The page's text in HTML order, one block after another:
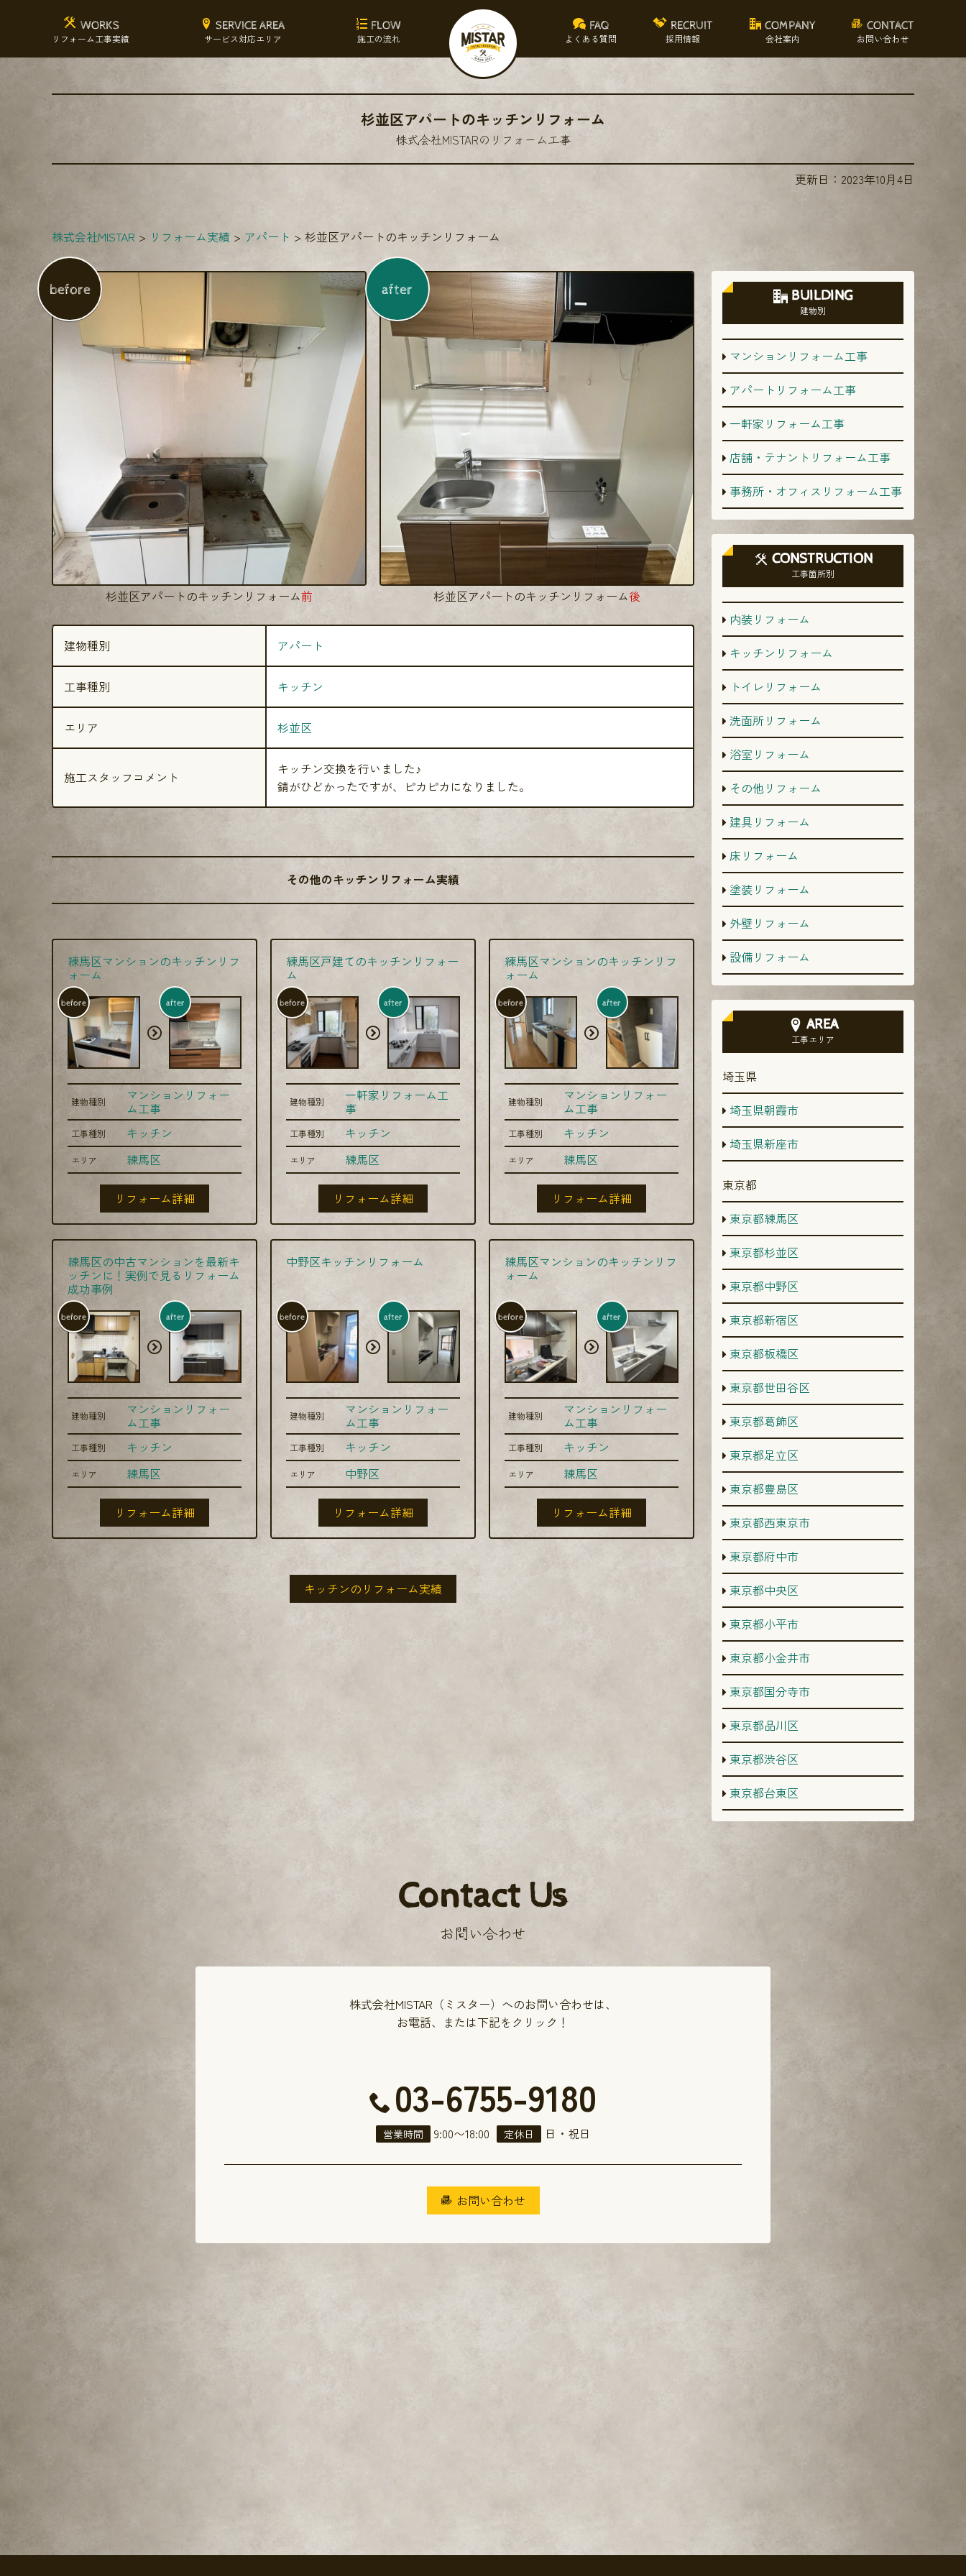
WORKS
リフォーム工事実績
SERVICE AREA
サービス対応エリア
FLOW
施工の流れ
FAQ
よくある質問
RECRUIT
採用情報
COMPANY
会社案内
CONTACT
お問い合わせ
杉並区アパートのキッチンリフォーム
株式会社MISTARのリフォーム工事
更新日： 2023年10月4日
株式会社MISTAR リフォーム実績 アパート 杉並区アパートのキッチンリフォーム
before
杉並区アパートのキッチンリフォーム前
after
杉並区アパートのキッチンリフォーム後
建物種別 アパート
工事種別 キッチン
エリア 杉並区
施工スタッフコメント
キッチン交換を行いました♪
錆がひどかったですが、ピカピカになりました。
その他のキッチンリフォーム実績
練馬区マンションのキッチンリフ
ォーム
before after
建物種別 マンションリフォー
ム工事
工事種別 キッチン
エリア 練馬区
リフォーム詳細
練馬区戸建てのキッチンリフォー
ム
before after
建物種別 一軒家リフォーム工
事
工事種別 キッチン
エリア 練馬区
リフォーム詳細
練馬区マンションのキッチンリフ
ォーム
before after
建物種別 マンションリフォー
ム工事
工事種別 キッチン
エリア 練馬区
リフォーム詳細
練馬区の中古マンションを最新キ
ッチンに！実例で見るリフォーム
成功事例
before after
建物種別 マンションリフォー
ム工事
工事種別 キッチン
エリア 練馬区
リフォーム詳細
中野区キッチンリフォーム
before after
建物種別 マンションリフォー
ム工事
工事種別 キッチン
エリア 中野区
リフォーム詳細
練馬区マンションのキッチンリフ
ォーム
before after
建物種別 マンションリフォー
ム工事
工事種別 キッチン
エリア 練馬区
リフォーム詳細
キッチンのリフォーム実績
BUILDING
建物別
マンションリフォーム工事
アパートリフォーム工事
一軒家リフォーム工事
店舗・テナントリフォーム工事
事務所・オフィスリフォーム工事
CONSTRUCTION
工事箇所別
内装リフォーム
キッチンリフォーム
トイレリフォーム
洗面所リフォーム
浴室リフォーム
その他リフォーム
建具リフォーム
床リフォーム
塗装リフォーム
外壁リフォーム
設備リフォーム
AREA
工事エリア
埼玉県
埼玉県朝霞市
埼玉県新座市
東京都
東京都練馬区
東京都杉並区
東京都中野区
東京都新宿区
東京都板橋区
東京都世田谷区
東京都葛飾区
東京都足立区
東京都豊島区
東京都西東京市
東京都府中市
東京都中央区
東京都小平市
東京都小金井市
東京都国分寺市
東京都品川区
東京都渋谷区
東京都台東区
Contact Us
お問い合わせ
株式会社MISTAR（ミスター）へのお問い合わせは、
お電話、または下記をクリック！
03-6755-9180
営業時間 9:00〜18:00 定休日 日・祝日
お問い合わせ